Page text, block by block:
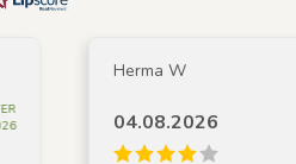
Herma W
04.08.2026